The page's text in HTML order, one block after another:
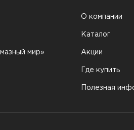
мир»
О компании
Каталог
Акции
Где купить
Полезная